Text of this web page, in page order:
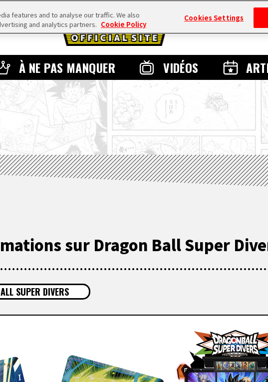
À NE PAS MANQUER VIDÉOS
sur Dragon Ball Super
SUPER DIVERS
features and to analyse our traffic. We also
and analytics partners. Cookie Policy
Cookies Settings